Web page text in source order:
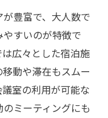
豊富で、大人数で
すいのが特徴で
広々とした宿泊施
動や滞在もスムー
室の利用が可能な
ミーティングにも